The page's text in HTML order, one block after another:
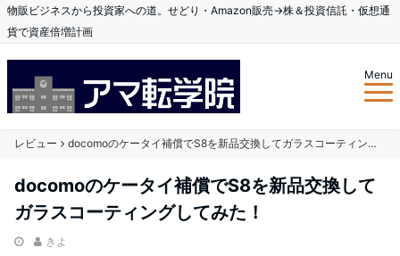
物販ビジネスから投資家への道。せどり・Amazon販売→株＆投資信託・仮想通
貨で資産倍増計画
Menu
レビュー docomoのケータイ補償でS8を新品交換してガラスコーティングしてみた！
docomoのケータイ補償でS8を新品交換して
ガラスコーティングしてみた！
きよ